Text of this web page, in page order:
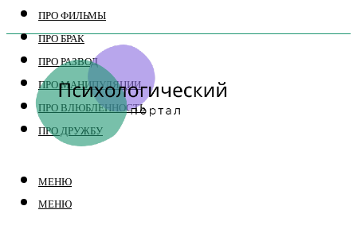
ПРО ФИЛЬМЫ
ПРО БРАК
ПРО РАЗВОД
ПРО МАНИПУЛЯЦИИ
ПРО ВЛЮБЛЕННОСТЬ
ПРО ДРУЖБУ
МЕНЮ
МЕНЮ